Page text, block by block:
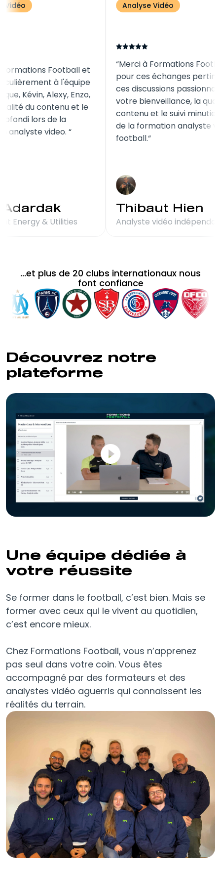
Analyse Vidéo
Merci à Formations Football et
plus particulièrement à l'équipe
pédagogique, Kévin, Alexy, Enzo,
pour la qualité du contenu et le
suivi approfondi lors de la
formation analyste video.
Rida Adardak
Consultant Energy & Utilities
Analyse Vidéo
Merci à
pour ces
ces
votre
contenu et le
de la
Thibaut
Analyste vidéo
...et plus de 20 clubs internationaux nous
font confiance
Découvrez notre
plateforme
Une équipe dédiée à
votre réussite
Se former dans le football, c’est bien. Mais se
former avec ceux qui le vivent au quotidien,
c’est encore mieux.
Chez Formations Football, vous n’apprenez
pas seul dans votre coin. Vous êtes
accompagné par des formateurs et des
analystes vidéo aguerris qui connaissent les
réalités du terrain.